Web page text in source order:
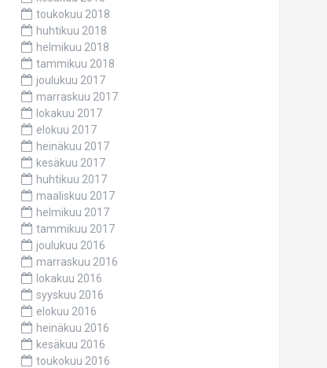
toukokuu 2018
huhtikuu 2018
helmikuu 2018
tammikuu 2018
joulukuu 2017
marraskuu 2017
lokakuu 2017
elokuu 2017
heinäkuu 2017
kesäkuu 2017
huhtikuu 2017
maaliskuu 2017
helmikuu 2017
tammikuu 2017
joulukuu 2016
marraskuu 2016
lokakuu 2016
syyskuu 2016
elokuu 2016
heinäkuu 2016
kesäkuu 2016
toukokuu 2016